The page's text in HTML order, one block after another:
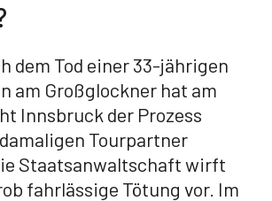
dem Tod einer 33-jährigen
am Großglockner hat am
Innsbruck der Prozess
Tourpartner
Staatsanwaltschaft wirft
fahrlässige Tötung vor. Im